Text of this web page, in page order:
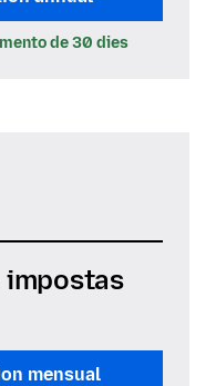
de 30 dies
impostas
mensual